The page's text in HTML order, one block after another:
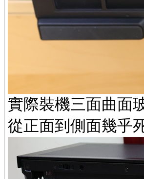
實際裝機三面曲面
從正面到側面幾乎